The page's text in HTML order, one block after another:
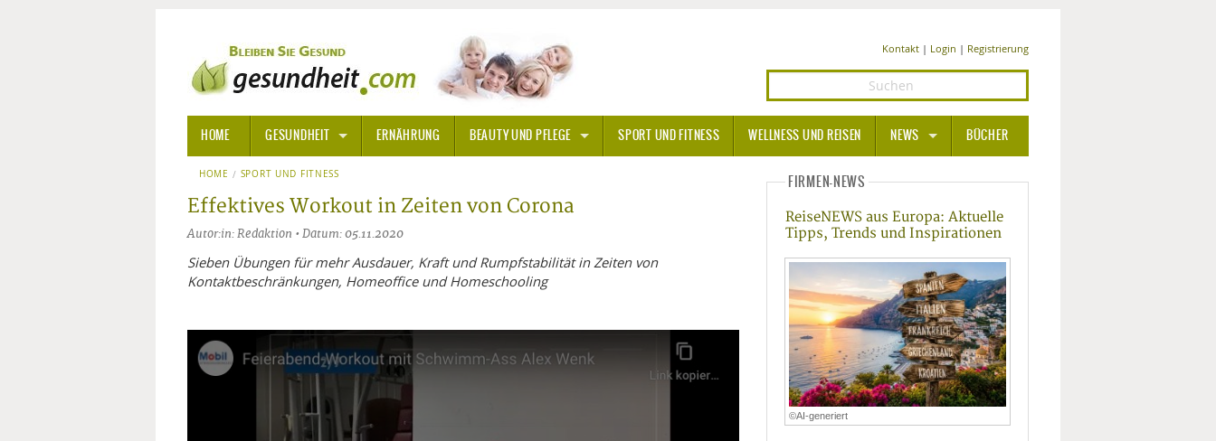
Kontakt| Login | Registrierung
HOME GESUNDHEIT
ALLGEMEINE INFORMATIONEN
ALTERNATIVE HEILWEISENAROMA THERAPIE
BACHBLÜTEN
HOMÖOPATHIE
KALIFORNISCHE BLÜTEN
NATURHEILKUNDE
ALTERNATIVE MEDIZIN
GIFTSTOFFE
KRANKHEITEN VON A-Z ANGST
MEDIZINISCHE FACHBEGRIFFE
ERNÄHRUNG BEAUTY UND PFLEGE SPORT UND FITNESS WELLNESS UND REISEN NEWS
MEDIZIN UND PHARMA
ERNÄHRUNG
BEAUTY UND PFLEGE
SPORT UND FITNESS
WELLNESS UND REISEN
LIFESTYLE
BÜCHER
HOME SPORT UND FITNESS
Effektives Workout in Zeiten von Corona
Autor:in: Redaktion • Datum: 05.11.2020
Sieben Übungen für mehr Ausdauer, Kraft und Rumpfstabilität in Zeiten von
Kontaktbeschränkungen, Homeoffice und Homeschooling
FIRMEN-NEWS
ReiseNEWS aus Europa: Aktuelle
Tipps, Trends und Inspirationen
©AI-generiert